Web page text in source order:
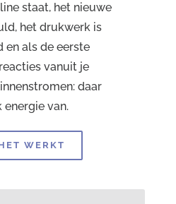
staat, het nieuwe
het drukwerk is
en als de eerste
vanuit je
daar
energie van.
WERKT